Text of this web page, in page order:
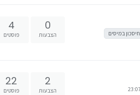
חיסכון במיסים
0
הצבעות
4
פוסטים
2
הצבעות
22
פוסטים